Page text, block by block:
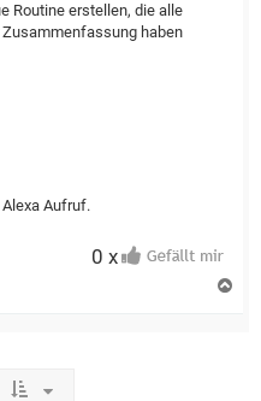
Routine erstellen, die alle
haben
Aufruf.
0 x